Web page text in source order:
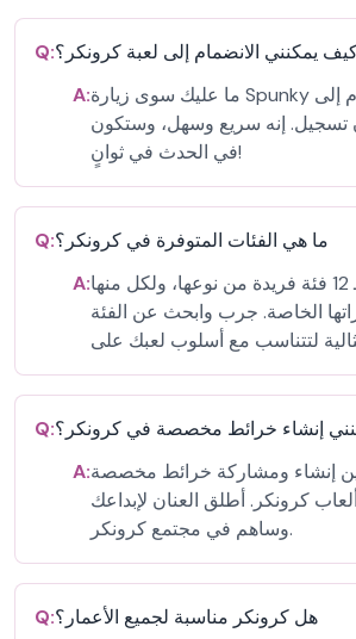
Q:يمكنني الانضمام إلى لعبة كرونكر؟
A:ما عليك سوى زيارة Spunky لعبة والانضمام إلى
تسجيل. إنه سريع وسهل، وستكون
في الحدث في ثوانٍ!
Q:ما هي الفئات المتوفرة في كرونكر؟
A:تتميز كرونكر بـ 12 فئة فريدة من نوعها، ولكل منها
الخاصة. جرب وابحث عن الفئة
Q:إنشاء خرائط مخصصة في كرونكر؟
A:إنشاء ومشاركة خرائط مخصصة
كرونكر. أطلق العنان لإبداعك
وساهم في مجتمع كرونكر.
Q:هل كرونكر مناسبة لجميع الأعمار؟